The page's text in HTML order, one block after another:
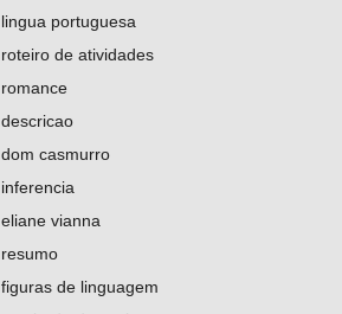
lingua portuguesa
roteiro de atividades
romance
descricao
dom casmurro
inferencia
eliane vianna
resumo
figuras de linguagem